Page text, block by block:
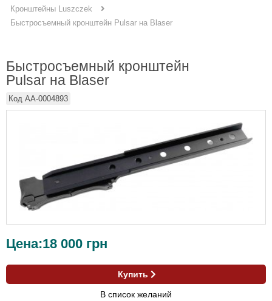
Кронштейны Luszczek
Быстросъемный кронштейн Pulsar на Blaser
Быстросъемный кронштейн
Pulsar на Blaser
Код AA-0004893
Цена:18 000 грн
Купить
В список желаний